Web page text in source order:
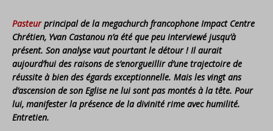
Pasteurprincipal de la megachurch francophone Impact Centre
Chrétien, Yvan Castanou n’a été que peu interviewé jusqu’à
présent. Son analyse vaut pourtant le détour ! Il aurait
aujourd’hui des raisons de s’enorgueillir d’une trajectoire de
réussite à bien des égards exceptionnelle. Mais les vingt ans
d’ascension de son Eglise ne lui sont pas montés à la tête. Pour
lui, manifester la présence de la divinité rime avec humilité.
Entretien.